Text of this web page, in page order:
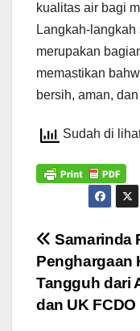
kualitas air bagi
Langkah-
merupakan
memastikan
bersih, aman,
Sudah di
Navigasi
pos
Samarinda
Penghargaan
Tangguh dari
dan UK FCDO